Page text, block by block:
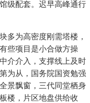
级配套。迟早高峰通行
为高密度刚需塔楼，
些项目是小合做方操
介介入，支撑线上及时
为从，国务院国资勉强
景飘窗，三代同堂栖身
楼，片区地盘供给收